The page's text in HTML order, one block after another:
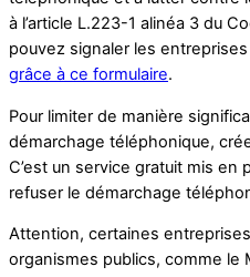
à l’article L.223-1 alinéa 3 du
pouvez signaler les
grâce à ce formulaire.
Pour limiter de manière
démarchage téléphonique,
C’est un service gratuit mis
refuser le démarchage
Attention, certaines
organismes publics, comme le